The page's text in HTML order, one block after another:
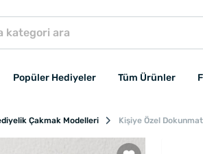
Popüler Hediyeler Tüm Ürünler
Çakmak Modelleri Kişiye Özel